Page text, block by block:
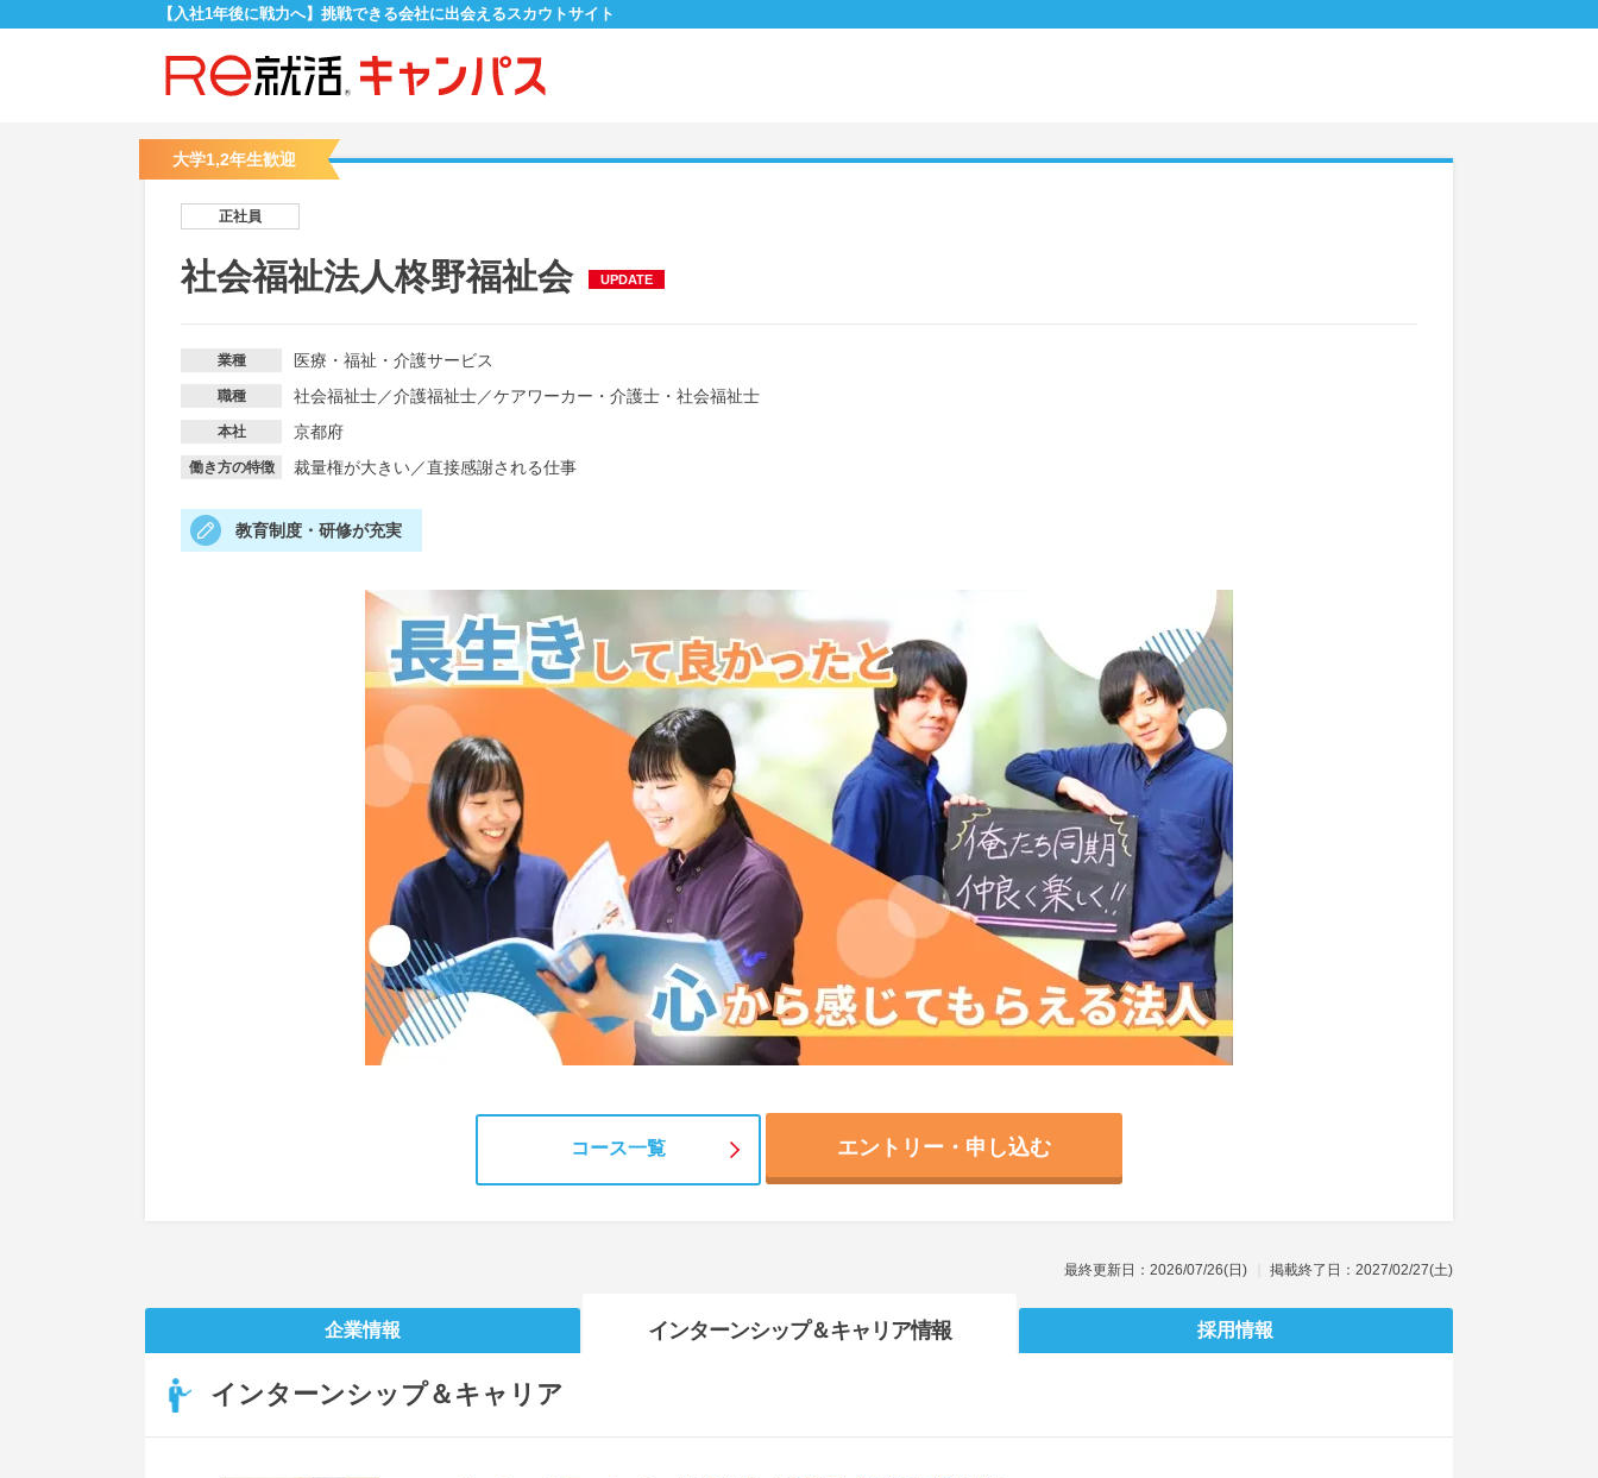
【入社1年後に戦力へ】挑戦できる会社に出会えるスカウトサイト
大学1,2年生歓迎
正社員
社会福祉法人柊野福祉会 UPDATE
業種 医療・福祉・介護サービス
職種 社会福祉士／介護福祉士／ケアワーカー・介護士・社会福祉士
本社 京都府
働き方の特徴 裁量権が大きい／直接感謝される仕事
教育制度・研修が充実
コース一覧 エントリー・申し込む
最終更新日：2026/07/26(日) 掲載終了日：2027/02/27(土)
企業情報 インターンシップ＆キャリア情報 採用情報
インターンシップ＆キャリア